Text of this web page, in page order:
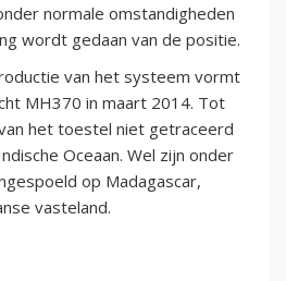
normale omstandigheden
wordt gedaan van de positie.
van het systeem vormt
MH370 in maart 2014. Tot
het toestel niet getraceerd
Oceaan. Wel zijn onder
op Madagascar,
vasteland.